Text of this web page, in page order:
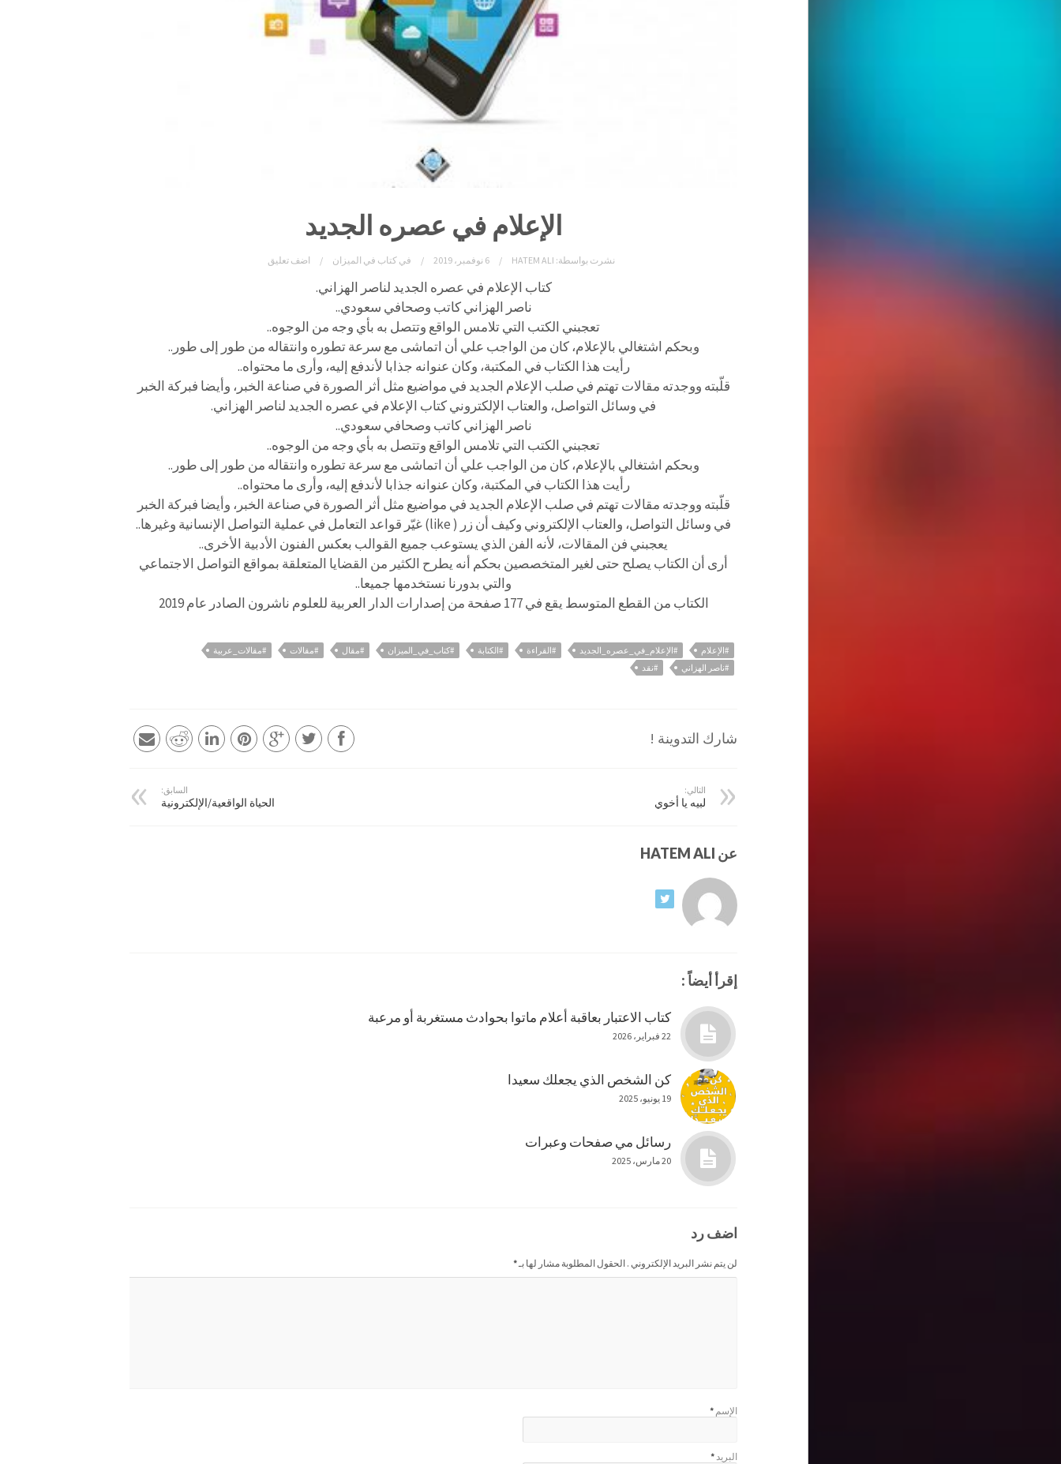
الإعلام في عصره الجديد
نشرت بواسطة: HATEM ALI 6 نوفمبر، 2019 في كتاب في الميزان اضف تعليق
كتاب الإعلام في عصره الجديد لناصر الهزاني.
ناصر الهزاني كاتب وصحافي سعودي..
تعجبني الكتب التي تلامس الواقع وتتصل به بأي وجه من الوجوه..
وبحكم اشتغالي بالإعلام، كان من الواجب علي أن اتماشى مع سرعة تطوره وانتقاله من طور إلى طور..
رأيت هذا الكتاب في المكتبة، وكان عنوانه جذابا لأندفع إليه، وأرى ما محتواه..
قلّبته ووجدته مقالات تهتم في صلب الإعلام الجديد في مواضيع مثل أثر الصورة في صناعة الخبر، وأيضا فبركة الخبر
في وسائل التواصل، والعتاب الإلكتروني كتاب الإعلام في عصره الجديد لناصر الهزاني.
ناصر الهزاني كاتب وصحافي سعودي..
تعجبني الكتب التي تلامس الواقع وتتصل به بأي وجه من الوجوه..
وبحكم اشتغالي بالإعلام، كان من الواجب علي أن اتماشى مع سرعة تطوره وانتقاله من طور إلى طور..
رأيت هذا الكتاب في المكتبة، وكان عنوانه جذابا لأندفع إليه، وأرى ما محتواه..
قلّبته ووجدته مقالات تهتم في صلب الإعلام الجديد في مواضيع مثل أثر الصورة في صناعة الخبر، وأيضا فبركة الخبر
في وسائل التواصل، والعتاب الإلكتروني وكيف أن زر ( like) غيّر قواعد التعامل في عملية التواصل الإنسانية وغيرها..
يعجبني فن المقالات، لأنه الفن الذي يستوعب جميع القوالب بعكس الفنون الأدبية الأخرى..
أرى أن الكتاب يصلح حتى لغير المتخصصين بحكم أنه يطرح الكثير من القضايا المتعلقة بمواقع التواصل الاجتماعي
والتي بدورنا نستخدمها جميعا..
الكتاب من القطع المتوسط يقع في 177 صفحة من إصدارات الدار العربية للعلوم ناشرون الصادر عام 2019
#الإعلام #الإعلام_في_عصره_الجديد #القراءة #الكتابة #كتاب_في_الميزان #مقال #مقالات
#مقالات_عربية
#ناصر الهزاني
#نقد
شارك التدوينة !
السابق:
الحياة الواقعية/الإلكترونية
التالي:
لبيه يا أخوي
عن HATEM ALI
إقرأ أيضاً :
كتاب الاعتبار بعاقبة أعلام ماتوا بحوادث مستغربة أو مرعبة
22 فبراير، 2026
كن الشخص الذي يجعلك سعيدا
19 يونيو، 2025
رسائل مي صفحات وعبرات
20 مارس، 2025
اضف رد
لن يتم نشر البريد الإلكتروني . الحقول المطلوبة مشار لها بـ *
الإسم *
البريد *